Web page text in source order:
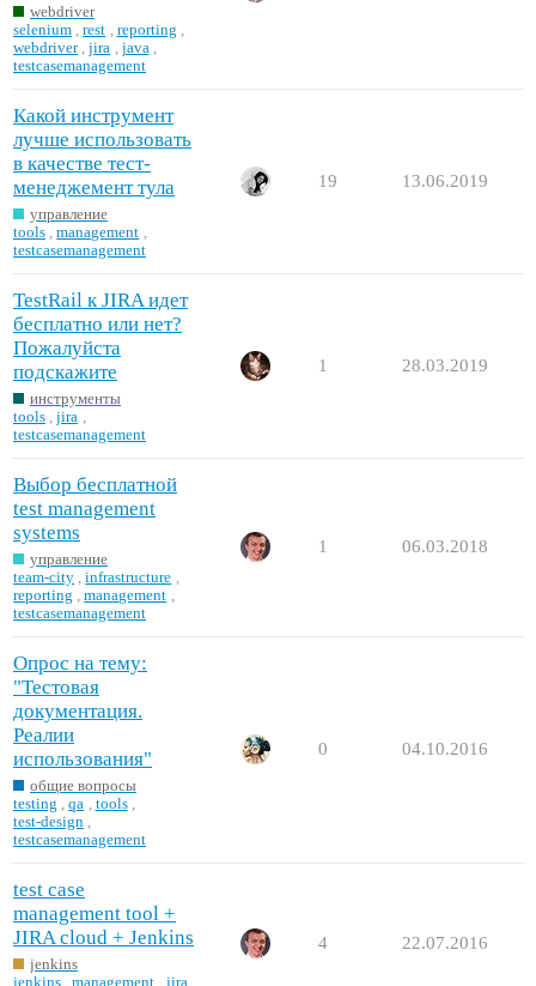
webdriver
selenium ,rest reporting
webdriver ,jira java
testcasemanagement
Какой инструмент
лучше использовать
в качестве тест-
менеджемент тула
управление
tools ,management
testcasemanagement
19 13.06.2019
TestRail к JIRA идет
бесплатно или нет?
Пожалуйста
подскажите
инструменты
tools ,jira
testcasemanagement
1 28.03.2019
Выбор бесплатной
test management
systems
управление
team-city ,infrastructure
reporting
,management
testcasemanagement
1 06.03.2018
Опрос на тему:
"Тестовая
документация.
Реалии
использования"
общие вопросы
testing
,qa tools
test-design
testcasemanagement
0 04.10.2016
test case
management tool +
JIRA cloud + Jenkins
jenkins
jenkins ,management jira
4 22.07.2016